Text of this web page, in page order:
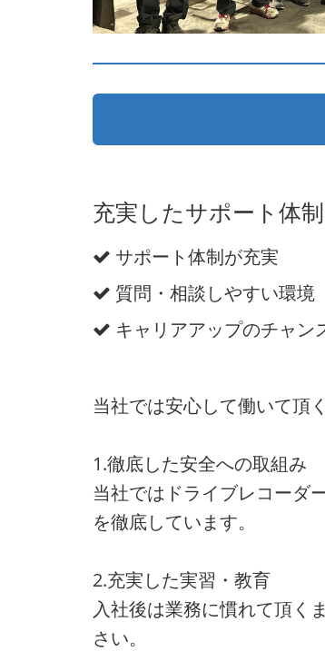
充実したサポート体
サポート体制が充実
質問・相談しやすい環境
キャリアアップのチャン
当社では安心して働いて頂
1.徹底した安全への取組み
当社ではドライブレコーダ
を徹底しています。
2.充実した実習・教育
入社後は業務に慣れて頂く
さい。